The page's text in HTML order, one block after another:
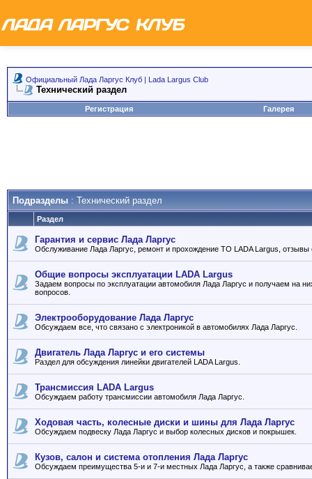
Официальный Лада Ларгус Клуб | Lada Largus Club
Технический раздел
Регистрация Галерея
Подразделы : Технический раздел
Раздел
Гарантия и сервис Лада Ларгус
Обслуживание Лада Ларгус, ремонт и прохождение ТО LADA Largus,
Общие вопросы эксплуатации LADA Largus
Задаем вопросы по эксплуатации автомобиля Лада Ларгус и получаем на
вопросов.
Электрооборудование Лада Ларгус
Обсуждаем все, что связано с электроникой в автомобилях Лада Ларгус.
Двигатель Лада Ларгус и его системы
Раздел для обсуждения линейки двигателей LADA Largus.
Трансмиссия LADA Largus
Обсуждаем работу трансмиссии автомобиля Лада Ларгус.
Ходовая часть, колесные диски и шины для Лада Ларгус
Обсуждаем подвеску Лада Ларгус и выбор колесных дисков и покрышек.
Кузов, салон и система отопления Лада Ларгус
Обсуждаем преимущества 5-и и 7-и местных Лада Ларгус, а также